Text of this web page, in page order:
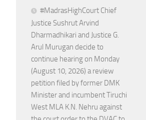
#MadrasHighCourt Chief
Justice Sushrut Arvind
Dharmadhikari and Justice G.
Arul Murugan decide to
continue hearing on Monday
(August 10, 2026) a review
petition filed by former DMK
Minister and incumbent Tiruchi
West MLA K.N. Nehru against